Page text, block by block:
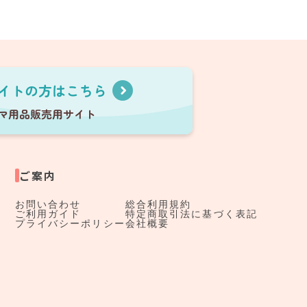
ご案内
お問い合わせ
ご利用ガイド
プライバシーポリシー
総合利用規約
特定商取引法に基づく表記
会社概要